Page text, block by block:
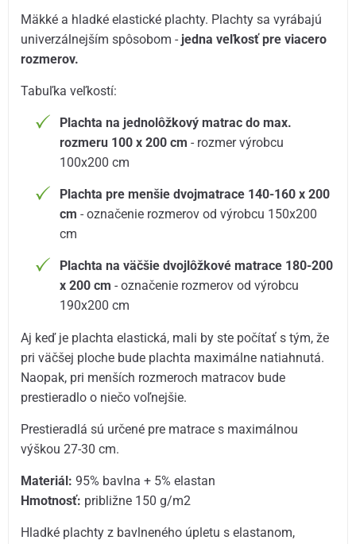
Mäkké a hladké elastické plachty. Plachty sa vyrábajú
univerzálnejším spôsobom - jedna veľkosť pre viacero
rozmerov.
Tabuľka veľkostí:
Plachta na jednolôžkový matrac do max.
rozmeru 100 x 200 cm - rozmer výrobcu
100x200 cm
Plachta pre menšie dvojmatrace 140-160 x 200
cm - označenie rozmerov od výrobcu 150x200
cm
Plachta na väčšie dvojlôžkové matrace 180-200
x 200 cm - označenie rozmerov od výrobcu
190x200 cm
Aj keď je plachta elastická, mali by ste počítať s tým, že
pri väčšej ploche bude plachta maximálne natiahnutá.
Naopak, pri menších rozmeroch matracov bude
prestieradlo o niečo voľnejšie.
Prestieradlá sú určené pre matrace s maximálnou
výškou 27-30 cm.
Materiál: 95% bavlna + 5% elastan
Hmotnosť: približne 150 g/m2
Hladké plachty z bavlneného úpletu s elastanom,